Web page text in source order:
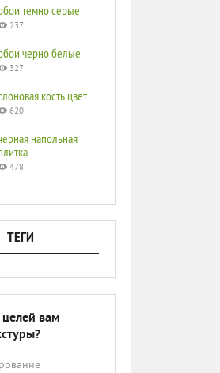
темно серые
237
черно белые
327
кость цвет
620
напольная
478
ТЕГИ
вам